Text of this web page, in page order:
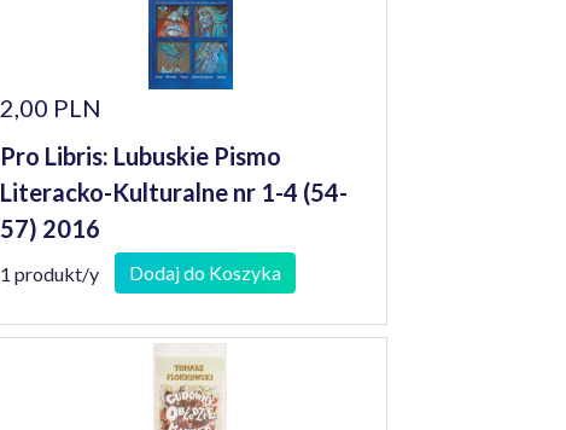
2,00 PLN
Pro Libris: Lubuskie Pismo
Literacko-Kulturalne nr 1-4 (54-
57) 2016
1 produkt/y Dodaj do Koszyka